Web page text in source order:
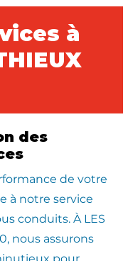
à
des
de votre
à notre service
conduits. À LES
nous assurons